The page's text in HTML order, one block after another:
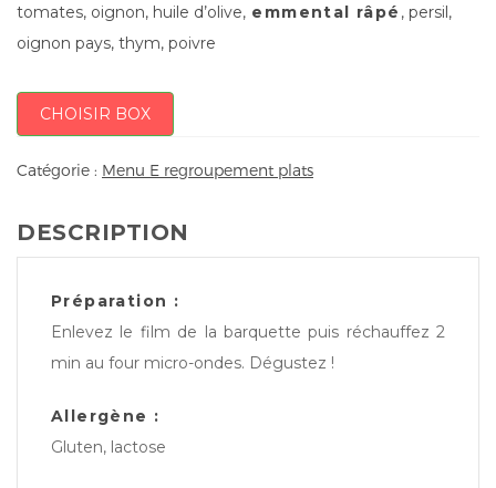
tomates, oignon, huile d’olive, emmental râpé , persil,
oignon pays, thym, poivre
CHOISIR BOX
Catégorie : Menu E regroupement plats
DESCRIPTION
Préparation :
Enlevez le film de la barquette puis réchauffez 2
min au four micro-ondes. Dégustez !
Allergène :
Gluten, lactose